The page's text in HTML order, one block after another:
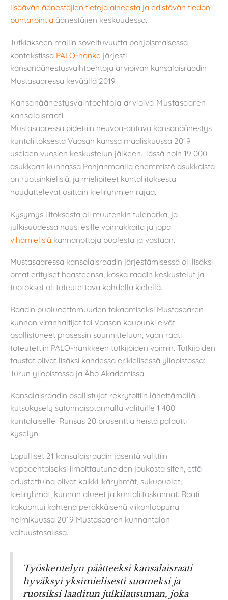
lisäävän äänestäjien tietoja aiheesta ja edistävän tiedon
puntarointia äänestäjien keskuudessa.
Tutkiakseen mallin soveltuvuutta pohjoismaisessa
kontekstissa PALO-hanke järjesti
kansanäänestysvaihtoehtoja arvioivan kansalaisraadin
Mustasaaressa keväällä 2019.
Kansanäänestysvaihtoehtoja arvioiva Mustasaaren
kansalaisraati
Mustasaaressa pidettiin neuvoa-antava kansanäänestys
kuntaliitoksesta Vaasan kanssa maaliskuussa 2019
useiden vuosien keskustelun jälkeen. Tässä noin 19 000
asukkaan kunnassa Pohjanmaalla enemmistö asukkaista
on ruotsinkielisiä, ja mielipiteet kuntaliitoksesta
noudattelevat osittain kieliryhmien rajaa.
Kysymys liitoksesta oli muutenkin tulenarka, ja
julkisuudessa nousi esille voimakkaita ja jopa
vihamielisiä kannanottoja puolesta ja vastaan.
Mustasaaressa kansalaisraadin järjestämisessä oli lisäksi
omat erityiset haasteensa, koska raadin keskustelut ja
tuotokset oli toteutettava kahdella kielellä.
Raadin puolueettomuuden takaamiseksi Mustasaaren
kunnan viranhaltijat tai Vaasan kaupunki eivät
osallistuneet prosessin suunnitteluun, vaan raati
toteutettiin PALO-hankkeen tutkijoiden voimin. Tutkijoiden
taustat olivat lisäksi kahdessa erikielisessä yliopistossa:
Turun yliopistossa ja Åbo Akademissa.
Kansalaisraadin osallistujat rekrytoitiin lähettämällä
kutsukysely satunnaisotannalla valituille 1 400
kuntalaiselle. Runsas 20 prosenttia heistä palautti
kyselyn.
Lopulliset 21 kansalaisraadin jäsentä valittiin
vapaaehtoiseksi ilmoittautuneiden joukosta siten, että
edustettuina olivat kaikki ikäryhmät, sukupuolet,
kieliryhmät, kunnan alueet ja kuntaliitoskannat. Raati
kokoontui kahtena peräkkäisenä viikonloppuna
helmikuussa 2019 Mustasaaren kunnantalon
valtuustosalissa.
Työskentelyn päätteeksi kansalaisraati
hyväksyi yksimielisesti suomeksi ja
ruotsiksi laaditun julkilausuman, joka